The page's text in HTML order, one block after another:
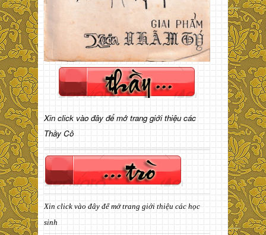
Xin click vào đây để mở trang giới thiệu các
Thầy Cô
Xin click vào đây để mở trang giới thiệu các học
sinh